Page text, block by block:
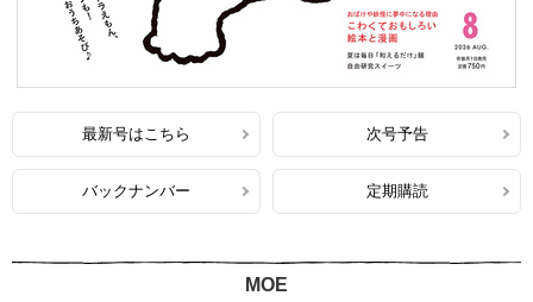
最新号はこちら 次号予告
バックナンバー 定期購読
MOE